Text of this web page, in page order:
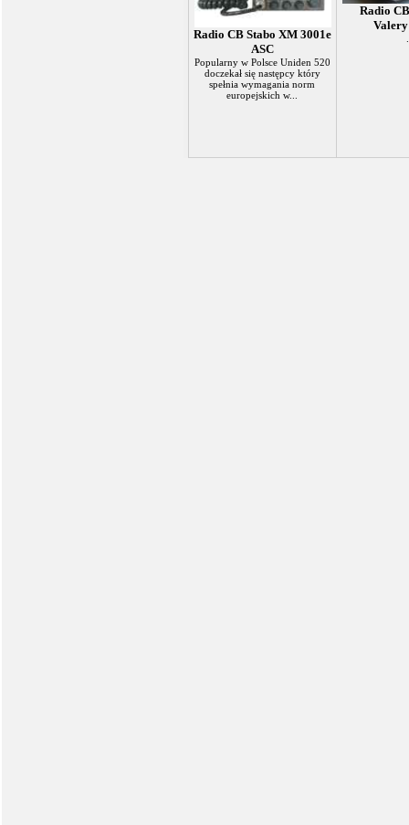
Radio CB Stabo XM 3001e
ASC
Popularny w Polsce Uniden 520
doczekał się następcy który
spełnia wymagania norm
europejskich w...
Radio